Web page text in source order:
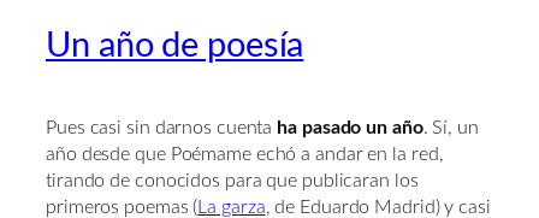
Un año de poesía
Pues casi sin darnos cuenta ha pasado un año. Sí, un
año desde que Poémame echó a andar en la red,
tirando de conocidos para que publicaran los
primeros poemas ( La garza, de Eduardo Madrid) y casi